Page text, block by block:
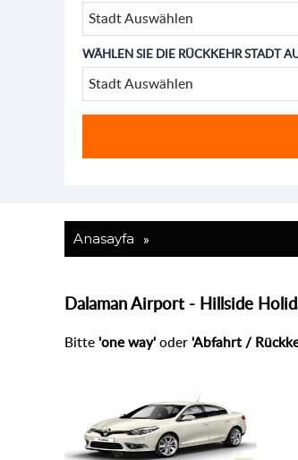
Stadt Auswählen
WÄHLEN SIE DIE RÜCKKEHR STADT
Stadt Auswählen
Anasayfa »
Dalaman Airport - Hillside
Bitte 'one way'oder 'Abfahrt /